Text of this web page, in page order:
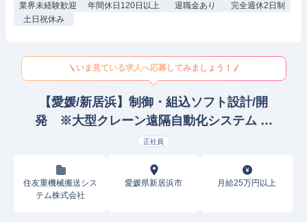
業界未経験歓迎 年間休日120日以上 退職金あり
完全週休2日制
土日祝休み
いま見ている求人へ応募してみましょう！
【愛媛/新居浜】制御・組込ソフト設計/開
発 ※大型クレーン遠隔自動化システム 組
込/制御設計/開発(PLC/ラダー/シーケンス制
正社員
住友重機械搬送シス
テム株式会社
愛媛県新居浜市 月給25万円以上